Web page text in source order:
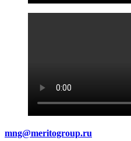
mng@meritogroup.ru